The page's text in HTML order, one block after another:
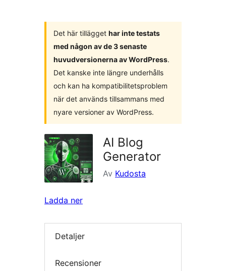
Det här tillägget har inte testats
med någon av de 3 senaste
huvudversionerna av WordPress.
Det kanske inte längre underhålls
och kan ha kompatibilitetsproblem
när det används tillsammans med
nyare versioner av WordPress.
AI Blog
Generator
Av Kudosta
Ladda ner
Detaljer
Recensioner